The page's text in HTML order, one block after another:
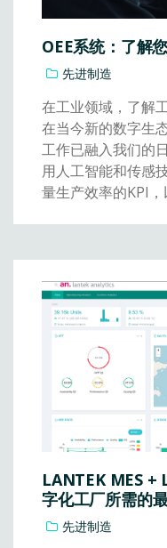
OEE系统：了解
先进制造
在工业领域，了解
在当今新的数字生
工作已融入我们的
用人工智能和传感
量生产效率的KPI，
LANTEK MES +
字化工厂所需的
先进制造